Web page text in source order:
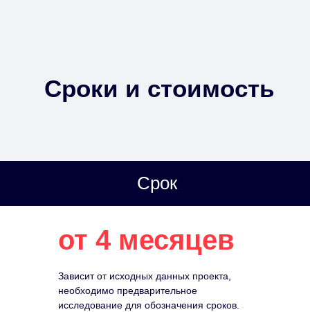
Сроки и стоимость
Срок
от 4 месяцев
Зависит от исходных данных проекта,
необходимо предварительное
исследование для обозначения сроков.